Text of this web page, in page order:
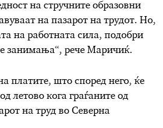
на стручните образовни
на пазарот на трудот. Но,
на работната сила, подобри
занимања“, рече Маричиќ.
платите, што според него, ќе
летово кога граѓаните од
на труд во Северна